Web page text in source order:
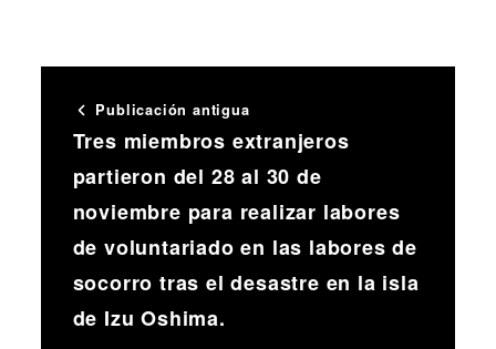
Publicación antigua
Tres miembros extranjeros
partieron del 28 al 30 de
noviembre para realizar labores
de voluntariado en las labores de
socorro tras el desastre en la isla
de Izu Oshima.